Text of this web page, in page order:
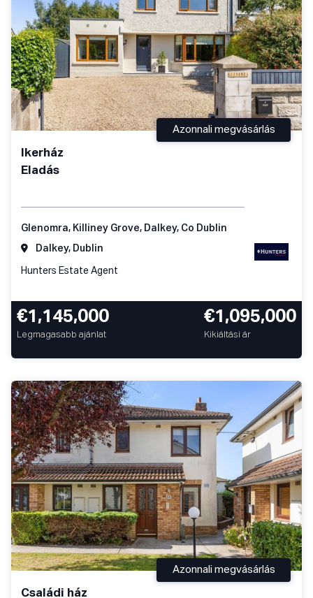
Ikerház
Eladás
Azonnali megvásárlás
Glenomra, Killiney Grove, Dalkey, Co Dublin
Dalkey, Dublin
Hunters Estate Agent
€1,145,000
Legmagasabb ajánlat
€1,095,000
Kikiáltási ár
Családi ház
Azonnali megvásárlás